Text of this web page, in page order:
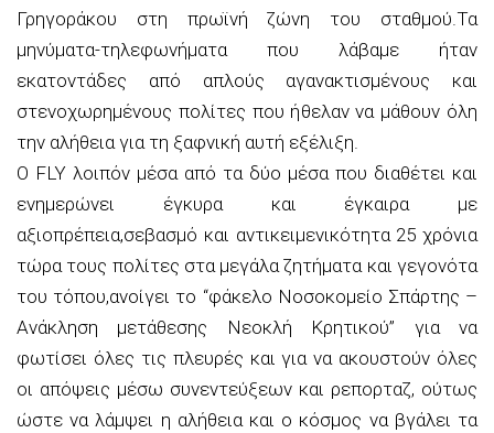
Γρηγοράκου στη πρωϊνή ζώνη του σταθμού.Τα
μηνύματα-τηλεφωνήματα που λάβαμε ήταν
εκατοντάδες από απλούς αγανακτισμένους και
στενοχωρημένους πολίτες που ήθελαν να μάθουν όλη
την αλήθεια για τη ξαφνική αυτή εξέλιξη.
Ο FLY λοιπόν μέσα από τα δύο μέσα που διαθέτει και
ενημερώνει έγκυρα και έγκαιρα με
αξιοπρέπεια,σεβασμό και αντικειμενικότητα 25 χρόνια
τώρα τους πολίτες στα μεγάλα ζητήματα και γεγονότα
του τόπου,ανοίγει το “φάκελο Νοσοκομείο Σπάρτης –
Ανάκληση μετάθεσης Νεοκλή Κρητικού” για να
φωτίσει όλες τις πλευρές και για να ακουστούν όλες
οι απόψεις μέσω συνεντεύξεων και ρεπορταζ, ούτως
ώστε να λάμψει η αλήθεια και ο κόσμος να βγάλει τα